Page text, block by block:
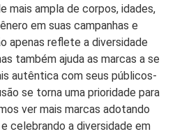
mais ampla de corpos, idades,
em suas campanhas e
apenas reflete a diversidade
também ajuda as marcas a se
autêntica com seus públicos-
se torna uma prioridade para
ver mais marcas adotando
celebrando a diversidade em